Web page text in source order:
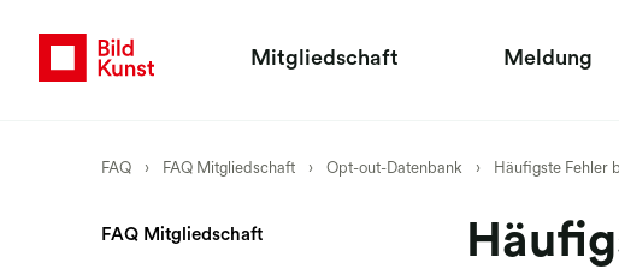
Mitgliedschaft Meldung
FAQ › FAQ Mitgliedschaft › Opt-out-Datenbank › Häufigste Fehler
FAQ Mitgliedschaft